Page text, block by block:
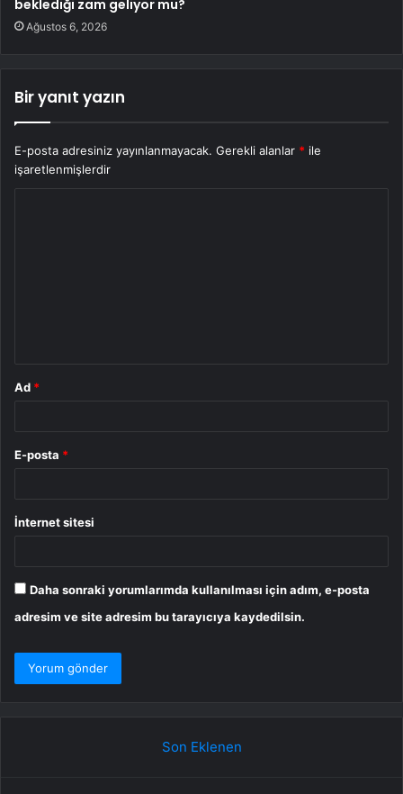
beklediği zam geliyor mu?
Ağustos 6, 2026
Bir yanıt yazın
E-posta adresiniz yayınlanmayacak. Gerekli alanlar * ile
işaretlenmişlerdir
Ad *
E-posta *
İnternet sitesi
Daha sonraki yorumlarımda kullanılması için adım, e-posta
adresim ve site adresim bu tarayıcıya kaydedilsin.
Son Eklenen